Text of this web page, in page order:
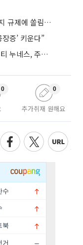
“삼성전자 하단 단단해질 것”⋯레버리지 규제에 쏠림 완화
증’ 키운다”
“골키퍼로 세워도 최선 다할 것”⋯맨시티 누네스, 주전 경쟁 각오
0
추가취재 원해요
0